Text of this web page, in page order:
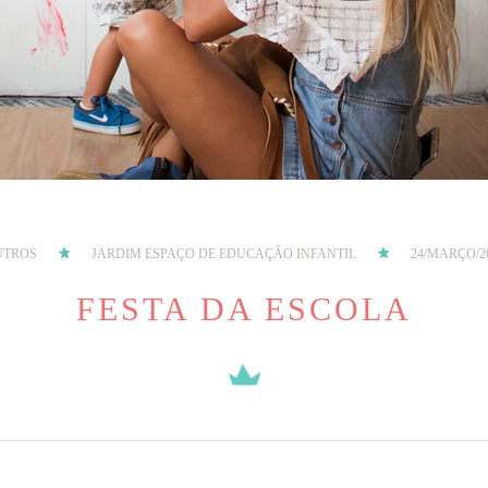
JARDIM ESPAÇO DE EDUCAÇÃO INFANTIL 24/MARÇO/
FESTA DA ESCOLA